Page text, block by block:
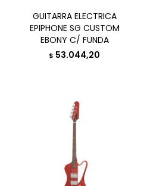
GUITARRA ELECTRICA
EPIPHONE SG CUSTOM
EBONY C/ FUNDA
$ 53.044,20